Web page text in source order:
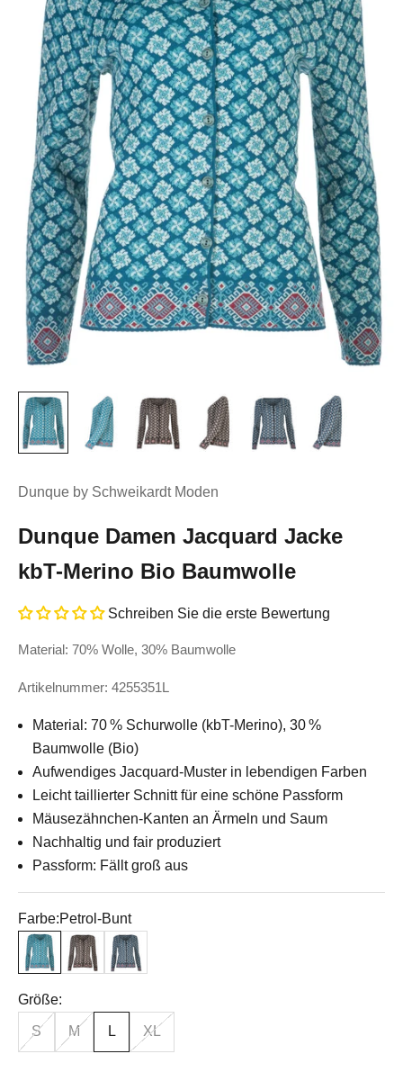
Dunque by Schweikardt Moden
Dunque Damen Jacquard Jacke
kbT-Merino Bio Baumwolle
Schreiben Sie die erste Bewertung
Material: 70% Wolle, 30% Baumwolle
Artikelnummer: 4255351L
Material: 70 % Schurwolle (kbT-Merino), 30 %
Baumwolle (Bio)
Aufwendiges Jacquard-Muster in lebendigen Farben
Leicht taillierter Schnitt für eine schöne Passform
Mäusezähnchen-Kanten an Ärmeln und Saum
Nachhaltig und fair produziert
Passform: Fällt groß aus
Farbe:Petrol-Bunt
Petrol-BuntSchwarz-BuntMarine-Bunt
Größe:
S M L XL